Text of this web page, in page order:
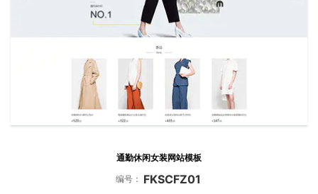
通勤休闲女装网站模板
编号： FKSCFZ01